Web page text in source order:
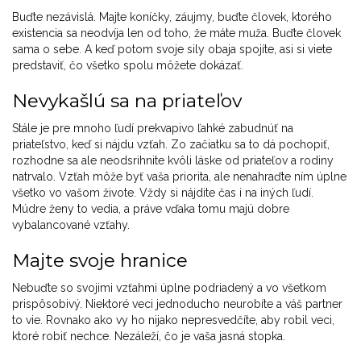
Buďte nezávislá. Majte koníčky, záujmy, buďte človek, ktorého
existencia sa neodvíja len od toho, že máte muža. Buďte človek
sama o sebe. A keď potom svoje sily obaja spojíte, asi si viete
predstaviť, čo všetko spolu môžete dokázať.
Nevykašlú sa na priateľov
Stále je pre mnoho ľudí prekvapivo ľahké zabudnúť na
priateľstvo, keď si nájdu vzťah. Zo začiatku sa to dá pochopiť,
rozhodne sa ale neodsrihnite kvôli láske od priateľov a rodiny
natrvalo. Vzťah môže byť vaša priorita, ale nenahraďte ním úplne
všetko vo vašom živote. Vždy si nájdite čas i na iných ľudí.
Múdre ženy to vedia, a práve vďaka tomu majú dobre
vybalancované vzťahy.
Majte svoje hranice
Nebuďte so svojimi vzťahmi úplne podriadený a vo všetkom
prispôsobivý. Niektoré veci jednoducho neurobíte a váš partner
to vie. Rovnako ako vy ho nijako nepresvedčíte, aby robil veci,
ktoré robiť nechce. Nezáleží, čo je vaša jasná stopka.